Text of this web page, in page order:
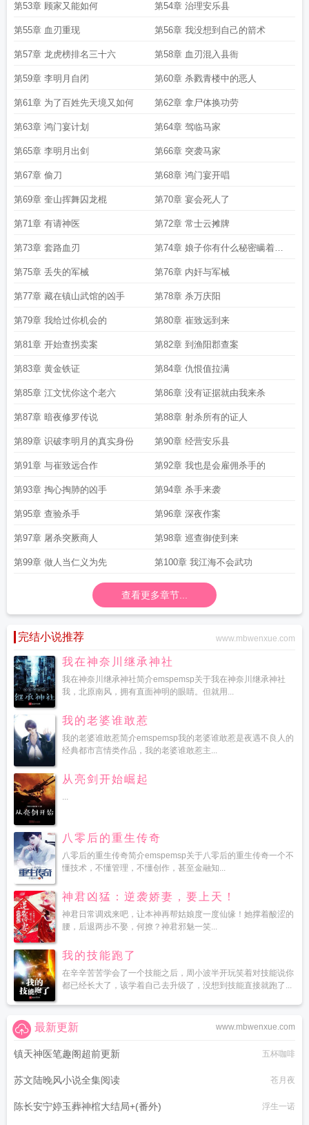
第53章 顾家又能如何 第54章 治理安乐县
第55章 血刃重现 第56章 我没想到自己的箭术
第57章 龙虎榜排名三十六 第58章 血刃混入县衙
第59章 李明月自闭 第60章 杀戮青楼中的恶人
第61章 为了百姓先天境又如何 第62章 拿尸体换功劳
第63章 鸿门宴计划 第64章 驾临马家
第65章 李明月出剑 第66章 突袭马家
第67章 偷刀 第68章 鸿门宴开唱
第69章 奎山挥舞囚龙棍 第70章 宴会死人了
第71章 有请神医 第72章 常士云摊牌
第73章 套路血刃 第74章 娘子你有什么秘密瞒着我
么
第75章 丢失的军械 第76章 内奸与军械
第77章 藏在镇山武馆的凶手 第78章 杀万庆阳
第79章 我给过你机会的 第80章 崔致远到来
第81章 开始查拐卖案 第82章 到渔阳郡查案
第83章 黄金铁证 第84章 仇恨值拉满
第85章 江文忧你这个老六 第86章 没有证据就由我来杀
第87章 暗夜修罗传说 第88章 射杀所有的证人
第89章 识破李明月的真实身份 第90章 经营安乐县
第91章 与崔致远合作 第92章 我也是会雇佣杀手的
第93章 掏心掏肺的凶手 第94章 杀手来袭
第95章 查验杀手 第96章 深夜作案
第97章 屠杀突厥商人 第98章 巡查御使到来
第99章 做人当仁义为先 第100章 我江海不会武功
查看更多章节...
完结小说推荐 www.mbwenxue.com
我在神奈川继承神社
我在神奈川继承神社简介emspemsp关于我在神奈川继承神社
我，北原南风，拥有直面神明的眼睛。但就用...
我的老婆谁敢惹
我的老婆谁敢惹简介emspemsp我的老婆谁敢惹是夜遇不良人的
经典都市言情类作品，我的老婆谁敢惹主...
从亮剑开始崛起
...
八零后的重生传奇
八零后的重生传奇简介emspemsp关于八零后的重生传奇一个不
懂技术，不懂管理，不懂创作，甚至金融知...
神君凶猛：逆袭娇妻，要上天！
神君日常调戏来吧，让本神再帮姑娘度一度仙缘！她撑着酸涩的
腰，后退两步不娶，何撩？神君邪魅一笑...
我的技能跑了
在辛辛苦苦学会了一个技能之后，周小波半开玩笑着对技能说你
都已经长大了，该学着自己去升级了，没想到技能直接就跑了...
www.mbwenxue.com
最新更新
镇天神医笔趣阁超前更新 五杯咖啡
苏文陆晚风小说全集阅读 苍月夜
陈长安宁婷玉葬神棺大结局+(番外) 浮生一诺